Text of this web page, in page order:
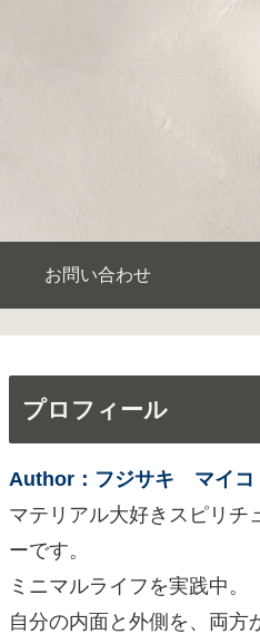
お問い合わせ
プロフィール
Author：フジサキ マイコ
マテリアル大好きスピリチ
ーです。
ミニマルライフを実践中。
自分の内面と外側を、両方